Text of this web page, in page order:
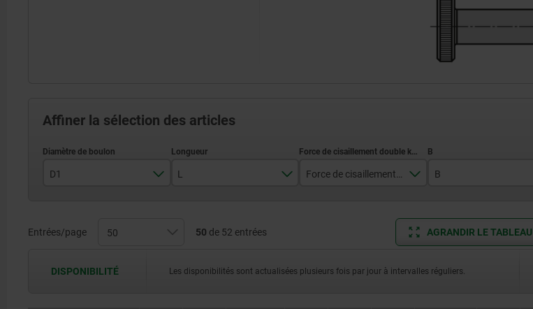
Affiner la sélection des articles
D1
6
L
15
B
16,9
Entrées/page 50 de 52 entrées AGRANDIR LE TABLEAU
DISPONIBILITÉ Les disponibilités sont actualisées plusieurs fois par jour à intervalles réguliers.